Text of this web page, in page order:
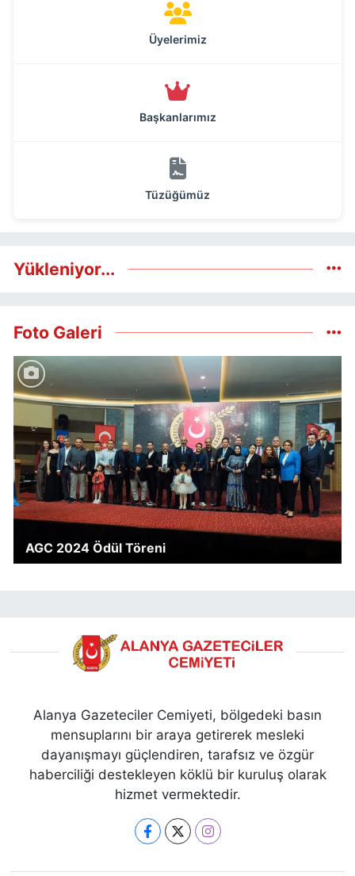
Üyelerimiz
Başkanlarımız
Tüzüğümüz
Yükleniyor...
Foto Galeri
AGC 2024 Ödül Töreni
Alanya Gazeteciler Cemiyeti, bölgedeki basın
mensuplarını bir araya getirerek mesleki
dayanışmayı güçlendiren, tarafsız ve özgür
haberciliği destekleyen köklü bir kuruluş olarak
hizmet vermektedir.